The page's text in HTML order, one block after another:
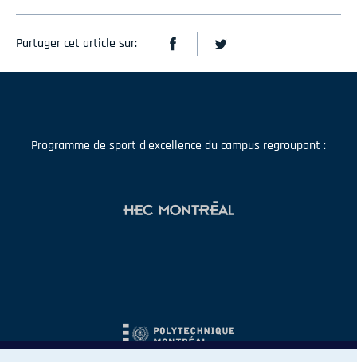
Partager cet article sur:
Programme de sport d'excellence du campus regroupant :